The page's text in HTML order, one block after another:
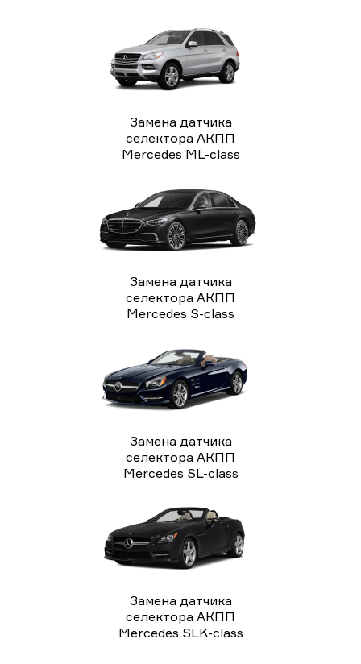
Замена датчика
селектора АКПП
Mercedes ML-class
Замена датчика
селектора АКПП
Mercedes S-class
Замена датчика
селектора АКПП
Mercedes SL-class
Замена датчика
селектора АКПП
Mercedes SLK-class